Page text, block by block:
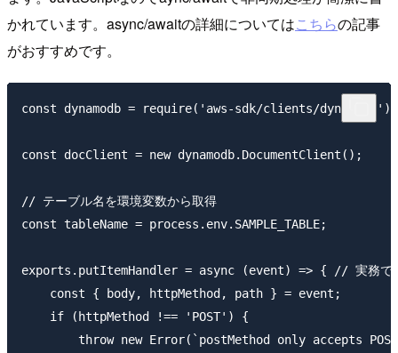
かれています。async/awaitの詳細についてはこちらの記事
がおすすめです。
const dynamodb = require('aws-sdk/clients/dynamodb');
const docClient = new dynamodb.DocumentClient();
// テーブル名を環境変数から取得
const tableName = process.env.SAMPLE_TABLE;
exports.putItemHandler = async (event) => { // 実務でや
    const { body, httpMethod, path } = event;
    if (httpMethod !== 'POST') {
throw new Error(`postMethod only accepts